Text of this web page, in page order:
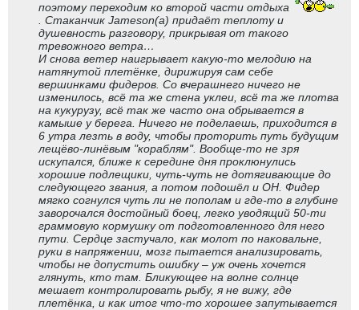
поэтому переходим ко второй части отдыха
. Стаканчик Jameson(а) придаёт теплоту и
душевность разговору, прикрывая от такого
тревожного ветра…
И снова ветер наигрывает какую-то мелодию на
натянутой плетёнке, дирижируя сам себе
вершинками фидеров. Со вчерашнего ничего не
изменилось, всё та же стена уклеи, всё та же плотва
на кукурузу, всё так же часто она обрывается в
камыше у берега. Ничего не поделаешь, приходится в
6 утра лезть в воду, чтобы проторить путь будущим
лещёво-линёвым "кораблям". Вообще-то не зря
искупался, ближе к середине дня проклюнулись
хорошие подлещики, чуть-чуть не дотягивающие до
следующего звания, а потом подошёл и ОН. Фидер
мягко согнулся чуть ли не пополам и где-то в глубине
заворочался достойный боец, легко уводящий 50-ти
граммовую кормушку от подготовленного для него
пути. Сердце застучало, как молот по наковальне,
руки в напряжении, мозг пытается анализировать,
чтобы не допустить ошибку – уж очень хочется
глянуть, кто там. Бликующее на волне солнце
мешает контролировать рыбу, я не вижу, где
плетёнка, и как итог что-то хорошее запутывается